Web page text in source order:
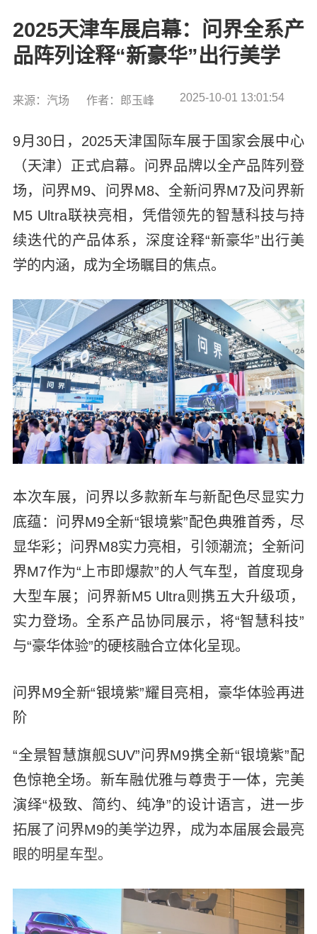
2025天津车展启幕：问界全系产
品阵列诠释“新豪华”出行美学
来源：汽场 作者：郎玉峰 2025-10-01 13:01:54
9月30日，2025天津国际车展于国家会展中心
（天津）正式启幕。问界品牌以全产品阵列登
场，问界M9、问界M8、全新问界M7及问界新
M5 Ultra联袂亮相，凭借领先的智慧科技与持
续迭代的产品体系，深度诠释“新豪华”出行美
学的内涵，成为全场瞩目的焦点。
本次车展，问界以多款新车与新配色尽显实力
底蕴：问界M9全新“银境紫”配色典雅首秀，尽
显华彩；问界M8实力亮相，引领潮流；全新问
界M7作为“上市即爆款”的人气车型，首度现身
大型车展；问界新M5 Ultra则携五大升级项，
实力登场。全系产品协同展示，将“智慧科技”
与“豪华体验”的硬核融合立体化呈现。
问界M9全新“银境紫”耀目亮相，豪华体验再进
阶
“全景智慧旗舰SUV”问界M9携全新“银境紫”配
色惊艳全场。新车融优雅与尊贵于一体，完美
演绎“极致、简约、纯净”的设计语言，进一步
拓展了问界M9的美学边界，成为本届展会最亮
眼的明星车型。